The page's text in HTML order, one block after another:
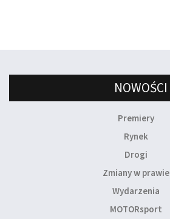
NOWOŚCI
Premiery
Rynek
Drogi
Zmiany w prawie
Wydarzenia
MOTORsport